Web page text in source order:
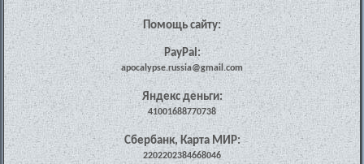
Помощь сайту:
PayPal:
apocalypse.russia@gmail.com
Яндекс деньги:
41001688770738
Сбербанк, Карта МИР:
2202202384668046